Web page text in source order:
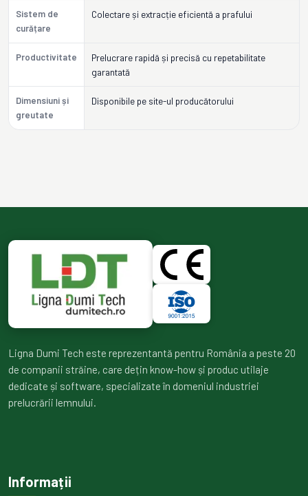
Sistem de
curățare
Colectare și extracție eficientă a prafului
Productivitate
Prelucrare rapidă și precisă cu repetabilitate
garantată
Dimensiuni și
greutate
Disponibile pe site-ul producătorului
Ligna Dumi Tech este reprezentantă pentru România a peste 20
de companii străine, care dețin know-how și produc utilaje
dedicate și software, specializate în domeniul industriei
prelucrării lemnului.
Informații